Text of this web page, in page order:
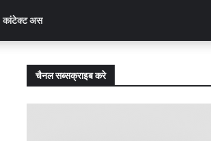
कांटेक्ट अस
चैनल सब्सक्राइब करे